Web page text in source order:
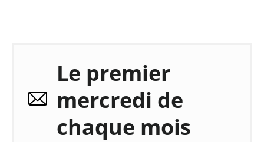
Le premier
mercredi de
chaque mois